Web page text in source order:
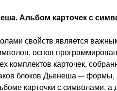
Альбом карточек с
свойств является
основ
комплектов карточек,
блоков Дьенеша — формы,
карточки с символами,